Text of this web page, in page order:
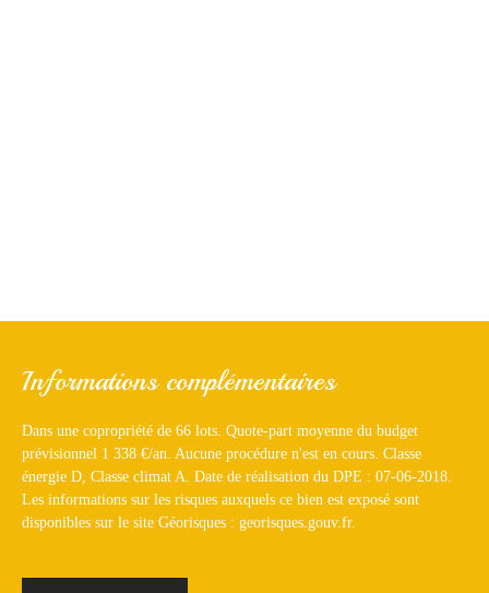
Informations complémentaires
Dans une copropriété de 66 lots. Quote-part moyenne du budget
prévisionnel 1 338 €/an. Aucune procédure n'est en cours. Classe
énergie D, Classe climat A. Date de réalisation du DPE : 07-06-2018.
Les informations sur les risques auxquels ce bien est exposé sont
disponibles sur le site Géorisques : georisques.gouv.fr.